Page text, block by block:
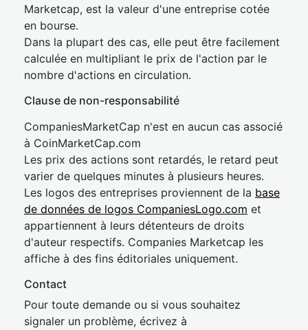
Marketcap, est la valeur d'une entreprise cotée
en bourse.
Dans la plupart des cas, elle peut être facilement
calculée en multipliant le prix de l'action par le
nombre d'actions en circulation.
Clause de non-responsabilité
CompaniesMarketCap n'est en aucun cas associé
à CoinMarketCap.com
Les prix des actions sont retardés, le retard peut
varier de quelques minutes à plusieurs heures.
Les logos des entreprises proviennent de la base
de données de logos CompaniesLogo.com et
appartiennent à leurs détenteurs de droits
d'auteur respectifs. Companies Marketcap les
affiche à des fins éditoriales uniquement.
Contact
Pour toute demande ou si vous souhaitez
signaler un problème, écrivez à